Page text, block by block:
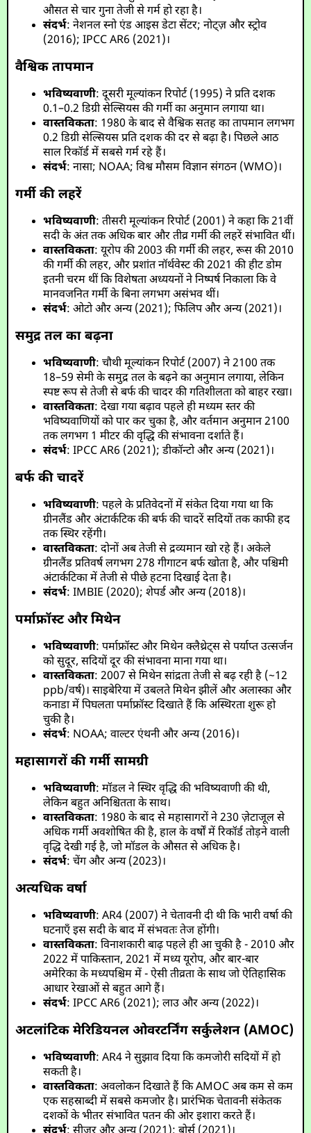
औसत से चार गुना तेजी से गर्म हो रहा है।
संदर्भ: नेशनल स्नो एंड आइस डेटा सेंटर; नोट्ज़ और स्ट्रोव
(2016); IPCC AR6 (2021)।
वैश्विक तापमान
भविष्यवाणी: दूसरी मूल्यांकन रिपोर्ट (1995) ने प्रति दशक
0.1–0.2 डिग्री सेल्सियस की गर्मी का अनुमान लगाया था।
वास्तविकता: 1980 के बाद से वैश्विक सतह का तापमान लगभग
0.2 डिग्री सेल्सियस प्रति दशक की दर से बढ़ा है। पिछले आठ
साल रिकॉर्ड में सबसे गर्म रहे हैं।
संदर्भ: नासा; NOAA; विश्व मौसम विज्ञान संगठन (WMO)।
गर्मी की लहरें
भविष्यवाणी: तीसरी मूल्यांकन रिपोर्ट (2001) ने कहा कि 21वीं
सदी के अंत तक अधिक बार और तीव्र गर्मी की लहरें संभावित थीं।
वास्तविकता: यूरोप की 2003 की गर्मी की लहर, रूस की 2010
की गर्मी की लहर, और प्रशांत नॉर्थवेस्ट की 2021 की हीट डोम
इतनी चरम थीं कि विशेषता अध्ययनों ने निष्पर्ष निकाला कि वे
मानवजनित गर्मी के बिना लगभग असंभव थीं।
संदर्भ: ओटो और अन्य (2021); फिलिप और अन्य (2021)।
समुद्र तल का बढ़ना
भविष्यवाणी: चौथी मूल्यांकन रिपोर्ट (2007) ने 2100 तक
18–59 सेमी के समुद्र तल के बढ़ने का अनुमान लगाया, लेकिन
स्पष्ट रूप से तेजी से बर्फ की चादर की गतिशीलता को बाहर रखा।
वास्तविकता: देखा गया बढ़ाव पहले ही मध्यम स्तर की
भविष्यवाणियों को पार कर चुका है, और वर्तमान अनुमान 2100
तक लगभग 1 मीटर की वृद्धि की संभावना दर्शाते हैं।
संदर्भ: IPCC AR6 (2021); डीकॉन्टो और अन्य (2021)।
बर्फ की चादरें
भविष्यवाणी: पहले के प्रतिवेदनों में संकेत दिया गया था कि
ग्रीनलैंड और अंटार्कटिक की बर्फ की चादरें सदियों तक काफी हद
तक स्थिर रहेंगी।
वास्तविकता: दोनों अब तेजी से द्रव्यमान खो रहे हैं। अकेले
ग्रीनलैंड प्रतिवर्ष लगभग 278 गीगाटन बर्फ खोता है, और पश्चिमी
अंटार्कटिका में तेजी से पीछे हटना दिखाई देता है।
संदर्भ: IMBIE (2020); शेपर्ड और अन्य (2018)।
पर्माफ्रॉस्ट और मिथेन
भविष्यवाणी: पर्माफ्रॉस्ट और मिथेन क्लैथ्रेट्स से पर्याप्त उत्सर्जन
को सुदूर, सदियों दूर की संभावना माना गया था।
वास्तविकता: 2007 से मिथेन सांद्रता तेजी से बढ़ रही है (~12
ppb/वर्ष)। साइबेरिया में उबलते मिथेन झीलें और अलास्का और
कनाडा में पिघलता पर्माफ्रॉस्ट दिखाते हैं कि अस्थिरता शुरू हो
चुकी है।
संदर्भ: NOAA; वाल्टर एंथनी और अन्य (2016)।
महासागरों की गर्मी सामग्री
भविष्यवाणी: मॉडल ने स्थिर वृद्धि की भविष्यवाणी की थी,
लेकिन बहुत अनिश्चितता के साथ।
वास्तविकता: 1980 के बाद से महासागरों ने 230 ज़ेटाजूल से
अधिक गर्मी अवशोषित की है, हाल के वर्षों में रिकॉर्ड तोड़ने वाली
वृद्धि देखी गई है, जो मॉडल के औसत से अधिक है।
संदर्भ: चेंग और अन्य (2023)।
अत्यधिक वर्षा
भविष्यवाणी: AR4 (2007) ने चेतावनी दी थी कि भारी वर्षा की
घटनाएँ इस सदी के बाद में संभवतः तेज होंगी।
वास्तविकता: विनाशकारी बाढ़ पहले ही आ चुकी है - 2010 और
2022 में पाकिस्तान, 2021 में मध्य यूरोप, और बार-बार
अमेरिका के मध्यपश्चिम में - ऐसी तीव्रता के साथ जो ऐतिहासिक
आधार रेखाओं से बहुत आगे हैं।
संदर्भ: IPCC AR6 (2021); लाउ और अन्य (2022)।
अटलांटिक मेरिडियनल ओवरटर्निंग सर्कुलेशन (AMOC)
भविष्यवाणी: AR4 ने सुझाव दिया कि कमजोरी सदियों में हो
सकती है।
वास्तविकता: अवलोकन दिखाते हैं कि AMOC अब कम से कम
एक सहस्राब्दी में सबसे कमजोर है। प्रारंभिक चेतावनी संकेतक
दशकों के भीतर संभावित पतन की ओर इशारा करते हैं।